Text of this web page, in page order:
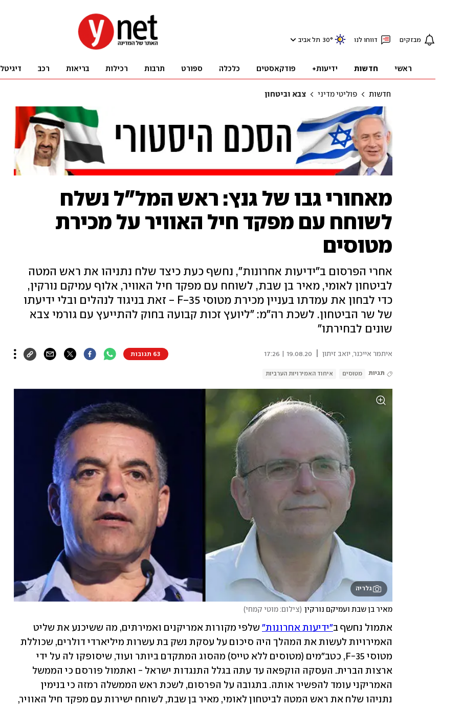
מבזקים דווחו לנו 30° תל אביב
ראשי חדשות ידיעות+ פודקאסטים כלכלה ספורט תרבות רכילות בריאות רכב דיגיטל
חדשות פוליטי מדיני צבא וביטחון
מאחורי גבו של גנץ: ראש המל"ל נשלח
לשוחח עם מפקד חיל האוויר על מכירת
מטוסים
אחרי הפרסום ב"ידיעות אחרונות", נחשף כעת כיצד שלח נתניהו את ראש המטה
לביטחון לאומי, מאיר בן שבת, לשוחח עם מפקד חיל האוויר, אלוף עמיקם נורקין,
כדי לבחון את עמדתו בעניין מכירת מטוסי F-35 - זאת בניגוד לנהלים ובלי ידיעתו
של שר הביטחון. לשכת רה"מ: "ליועץ זכות קבועה בחוק להתייעץ עם גורמי צבא
שונים לבחירתו"
איתמר אייכנר, יואב זיתון 19.08.20 | 17:26 63 תגובות
תגיות מטוסים איחוד האמירויות הערביות
גלריה
מאיר בן שבת ועמיקם נורקין (צילום: מוטי קמחי)
אתמול נחשף ב"ידיעות אחרונות"
מטוסי F-35, כטב"מים (מטוסים ללא טייס) מהסוג המתקדם ביותר ועוד, שיסופקו לה על ידי
ארצות הברית